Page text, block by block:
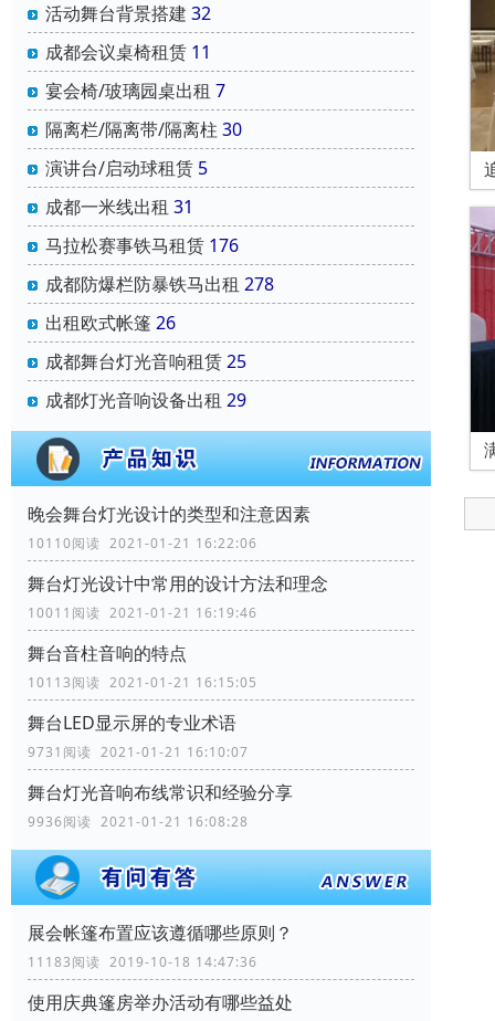
活动舞台背景搭建 32
成都会议桌椅租赁 11
宴会椅/玻璃园桌出租 7
隔离栏/隔离带/隔离柱 30
演讲台/启动球租赁 5
成都一米线出租 31
马拉松赛事铁马租赁 176
成都防爆栏防暴铁马出租 278
出租欧式帐篷 26
成都舞台灯光音响租赁25
成都灯光音响设备出租 29
晚会舞台灯光设计的类型和注意因素
10110阅读 2021-01-21 16:22:06
舞台灯光设计中常用的设计方法和理念
10011阅读 2021-01-21 16:19:46
舞台音柱音响的特点
10113阅读 2021-01-21 16:15:05
舞台LED显示屏的专业术语
9731阅读 2021-01-21 16:10:07
舞台灯光音响布线常识和经验分享
9936阅读 2021-01-21 16:08:28
展会帐篷布置应该遵循哪些原则？
11183阅读 2019-10-18 14:47:36
使用庆典篷房举办活动有哪些益处